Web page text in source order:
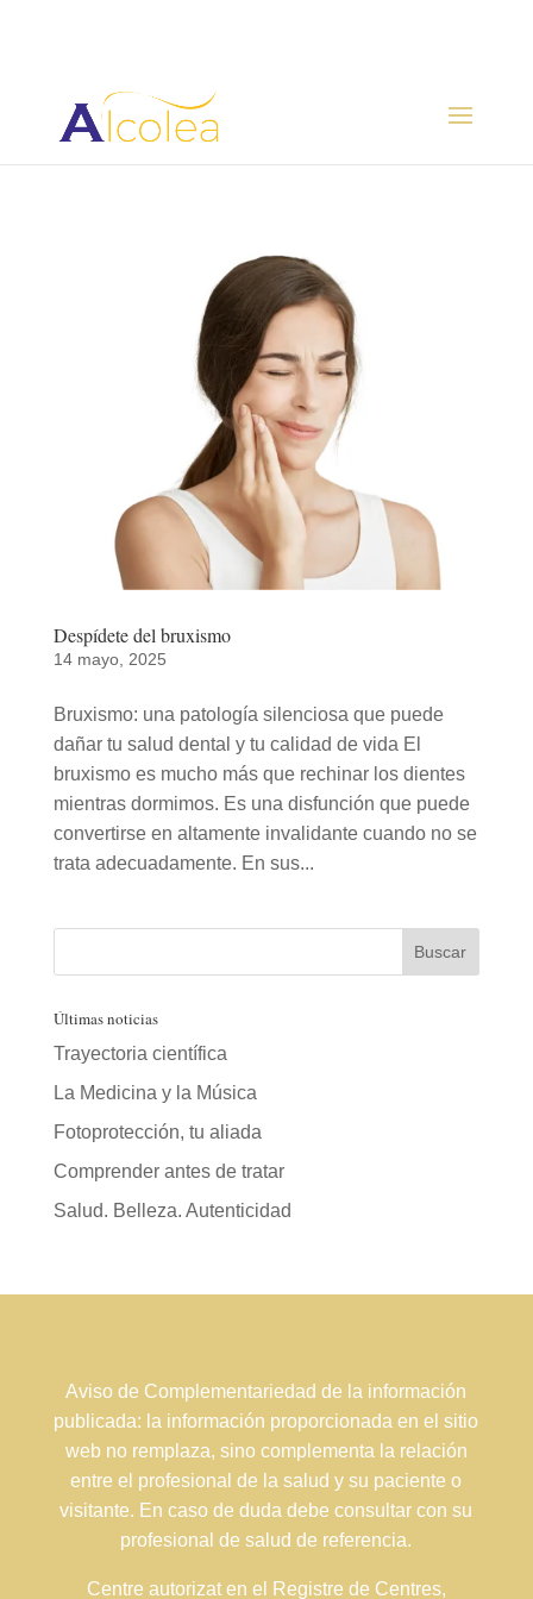
Despídete del bruxismo
14 mayo, 2025
Bruxismo: una patología silenciosa que puede
dañar tu salud dental y tu calidad de vida El
bruxismo es mucho más que rechinar los dientes
mientras dormimos. Es una disfunción que puede
convertirse en altamente invalidante cuando no se
trata adecuadamente. En sus...
Últimas noticias
Trayectoria científica
La Medicina y la Música
Fotoprotección, tu aliada
Comprender antes de tratar
Salud. Belleza. Autenticidad
Aviso de Complementariedad de la información
publicada: la información proporcionada en el sitio
web no remplaza, sino complementa la relación
entre el profesional de la salud y su paciente o
visitante. En caso de duda debe consultar con su
profesional de salud de referencia.
Centre autorizat en el Registre de Centres,